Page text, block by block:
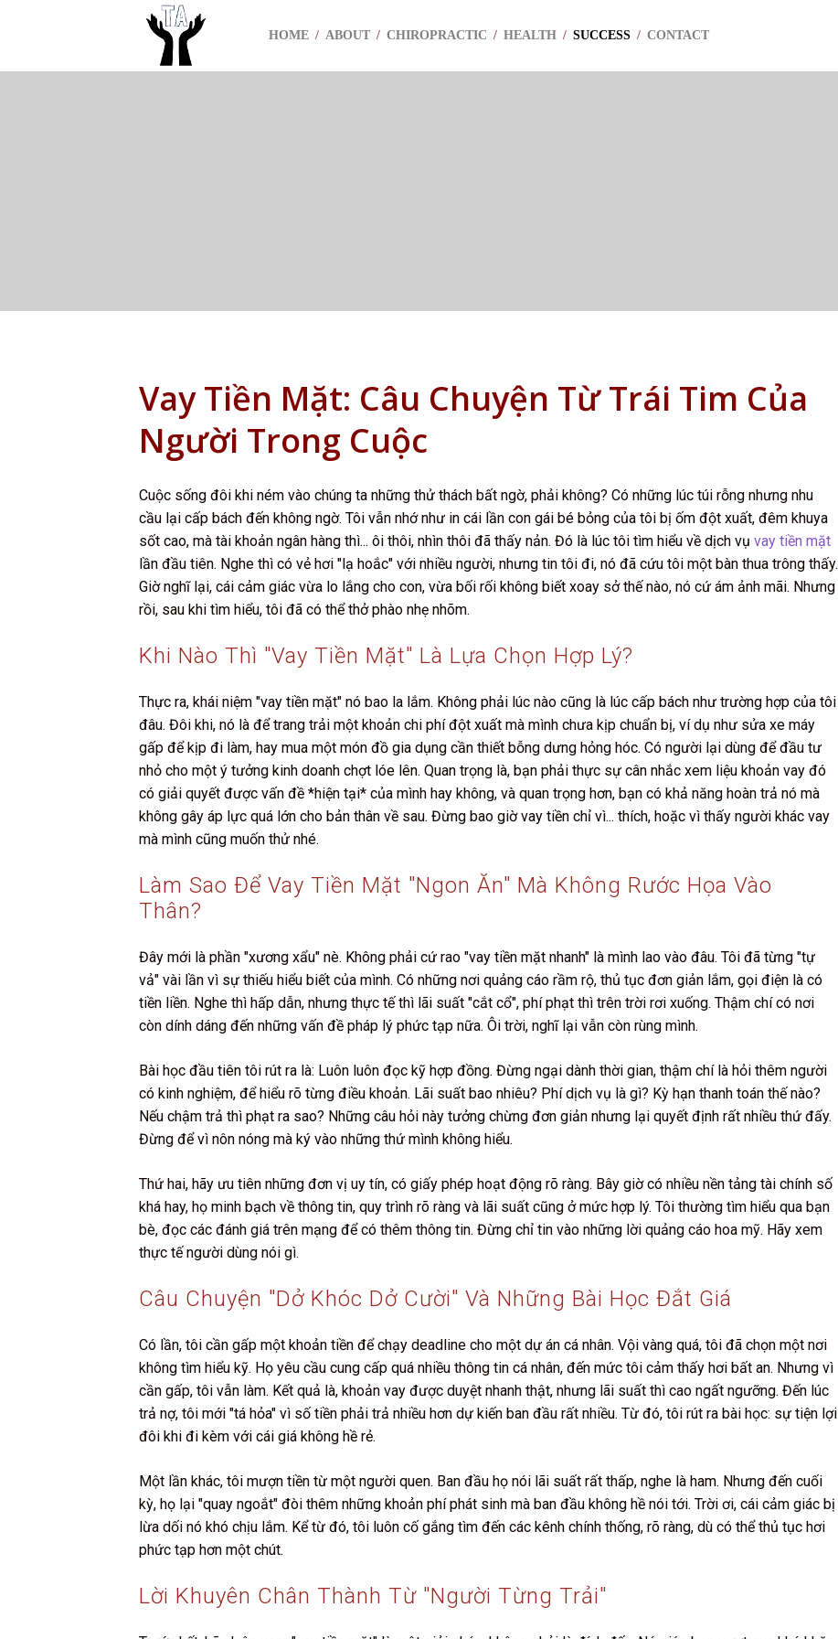
HOME / ABOUT / CHIROPRACTIC / HEALTH / SUCCESS / CONTACT
Vay Tiền Mặt: Câu Chuyện Từ Trái Tim Của
Người Trong Cuộc
Cuộc sống đôi khi ném vào chúng ta những thử thách bất ngờ, phải không? Có những lúc túi rỗng nhưng nhu
cầu lại cấp bách đến không ngờ. Tôi vẫn nhớ như in cái lần con gái bé bỏng của tôi bị ốm đột xuất, đêm khuya
sốt cao, mà tài khoản ngân hàng thì... ôi thôi, nhìn thôi đã thấy nản. Đó là lúc tôi tìm hiểu về dịch vụ vay tiền mặt
lần đầu tiên. Nghe thì có vẻ hơi "lạ hoắc" với nhiều người, nhưng tin tôi đi, nó đã cứu tôi một bàn thua trông thấy.
Giờ nghĩ lại, cái cảm giác vừa lo lắng cho con, vừa bối rối không biết xoay sở thế nào, nó cứ ám ảnh mãi. Nhưng
rồi, sau khi tìm hiểu, tôi đã có thể thở phào nhẹ nhõm.
Khi Nào Thì "vay Tiền Mặt" Là Lựa Chọn Hợp Lý?
Thực ra, khái niệm "vay tiền mặt" nó bao la lắm. Không phải lúc nào cũng là lúc cấp bách như trường hợp của tôi
đâu. Đôi khi, nó là để trang trải một khoản chi phí đột xuất mà mình chưa kịp chuẩn bị, ví dụ như sửa xe máy
gấp để kịp đi làm, hay mua một món đồ gia dụng cần thiết bỗng dưng hỏng hóc. Có người lại dùng để đầu tư
nhỏ cho một ý tưởng kinh doanh chợt lóe lên. Quan trọng là, bạn phải thực sự cân nhắc xem liệu khoản vay đó
có giải quyết được vấn đề *hiện tại* của mình hay không, và quan trọng hơn, bạn có khả năng hoàn trả nó mà
không gây áp lực quá lớn cho bản thân về sau. Đừng bao giờ vay tiền chỉ vì... thích, hoặc vì thấy người khác vay
mà mình cũng muốn thử nhé.
Làm Sao Để Vay Tiền Mặt "ngon Ăn" Mà Không Rước Họa Vào
Thân?
Đây mới là phần "xương xẩu" nè. Không phải cứ rao "vay tiền mặt nhanh" là mình lao vào đâu. Tôi đã từng "tự
vả" vài lần vì sự thiếu hiểu biết của mình. Có những nơi quảng cáo rầm rộ, thủ tục đơn giản lắm, gọi điện là có
tiền liền. Nghe thì hấp dẫn, nhưng thực tế thì lãi suất "cắt cổ", phí phạt thì trên trời rơi xuống. Thậm chí có nơi
còn dính dáng đến những vấn đề pháp lý phức tạp nữa. Ôi trời, nghĩ lại vẫn còn rùng mình.
Bài học đầu tiên tôi rút ra là: Luôn luôn đọc kỹ hợp đồng. Đừng ngại dành thời gian, thậm chí là hỏi thêm người
có kinh nghiệm, để hiểu rõ từng điều khoản. Lãi suất bao nhiêu? Phí dịch vụ là gì? Kỳ hạn thanh toán thế nào?
Nếu chậm trả thì phạt ra sao? Những câu hỏi này tưởng chừng đơn giản nhưng lại quyết định rất nhiều thứ đấy.
Đừng để vì nôn nóng mà ký vào những thứ mình không hiểu.
Thứ hai, hãy ưu tiên những đơn vị uy tín, có giấy phép hoạt động rõ ràng. Bây giờ có nhiều nền tảng tài chính số
khá hay, họ minh bạch về thông tin, quy trình rõ ràng và lãi suất cũng ở mức hợp lý. Tôi thường tìm hiểu qua bạn
bè, đọc các đánh giá trên mạng để có thêm thông tin. Đừng chỉ tin vào những lời quảng cáo hoa mỹ. Hãy xem
thực tế người dùng nói gì.
Câu Chuyện "dở Khóc Dở Cười" Và Những Bài Học Đắt Giá
Có lần, tôi cần gấp một khoản tiền để chạy deadline cho một dự án cá nhân. Vội vàng quá, tôi đã chọn một nơi
không tìm hiểu kỹ. Họ yêu cầu cung cấp quá nhiều thông tin cá nhân, đến mức tôi cảm thấy hơi bất an. Nhưng vì
cần gấp, tôi vẫn làm. Kết quả là, khoản vay được duyệt nhanh thật, nhưng lãi suất thì cao ngất ngưỡng. Đến lúc
trả nợ, tôi mới "tá hỏa" vì số tiền phải trả nhiều hơn dự kiến ban đầu rất nhiều. Từ đó, tôi rút ra bài học: sự tiện lợi
đôi khi đi kèm với cái giá không hề rẻ.
Một lần khác, tôi mượn tiền từ một người quen. Ban đầu họ nói lãi suất rất thấp, nghe là ham. Nhưng đến cuối
kỳ, họ lại "quay ngoắt" đòi thêm những khoản phí phát sinh mà ban đầu không hề nói tới. Trời ơi, cái cảm giác bị
lừa dối nó khó chịu lắm. Kể từ đó, tôi luôn cố gắng tìm đến các kênh chính thống, rõ ràng, dù có thể thủ tục hơi
phức tạp hơn một chút.
Lời Khuyên Chân Thành Từ "người Từng Trải"